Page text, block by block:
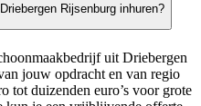
Rijsenburg inhuren?
uit Driebergen
jouw opdracht en van regio
tot duizenden euro’s voor grote